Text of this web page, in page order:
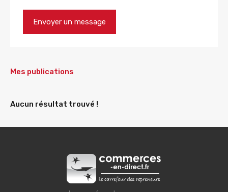
Mes publications
Aucun résultat trouvé !